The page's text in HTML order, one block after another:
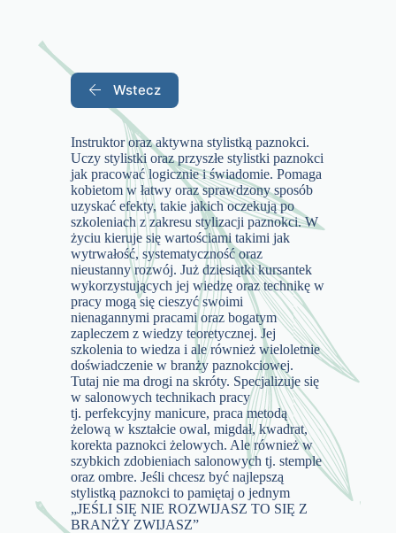
Wstecz
Instruktor oraz aktywna stylistką paznokci.
Uczy stylistki oraz przyszłe stylistki paznokci
jak pracować logicznie i świadomie. Pomaga
kobietom w łatwy oraz sprawdzony sposób
uzyskać efekty, takie jakich oczekują po
szkoleniach z zakresu stylizacji paznokci. W
życiu kieruje się wartościami takimi jak
wytrwałość, systematyczność oraz
nieustanny rozwój. Już dziesiątki kursantek
wykorzystujących jej wiedzę oraz technikę w
pracy mogą się cieszyć swoimi
nienagannymi pracami oraz bogatym
zapleczem z wiedzy teoretycznej. Jej
szkolenia to wiedza i ale również wieloletnie
doświadczenie w branży paznokciowej.
Tutaj nie ma drogi na skróty. Specjalizuje się
w salonowych technikach pracy
tj. perfekcyjny manicure, praca metodą
żelową w kształcie owal, migdał, kwadrat,
korekta paznokci żelowych. Ale również w
szybkich zdobieniach salonowych tj. stemple
oraz ombre. Jeśli chcesz być najlepszą
stylistką paznokci to pamiętaj o jednym
„JEŚLI SIĘ NIE ROZWIJASZ TO SIĘ Z
BRANŻY ZWIJASZ”